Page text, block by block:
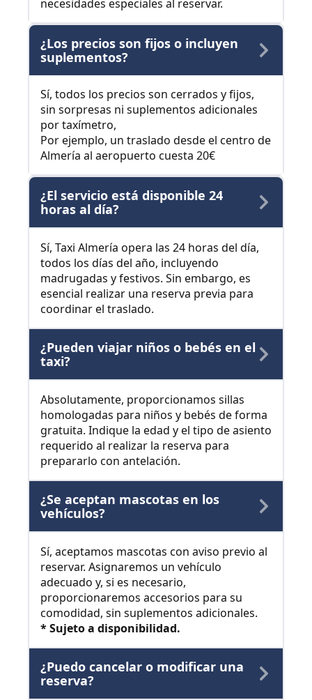
necesidades especiales al reservar.
¿Los precios son fijos o incluyen
suplementos?
Sí, todos los precios son cerrados y fijos,
sin sorpresas ni suplementos adicionales
por taxímetro,
Por ejemplo, un traslado desde el centro de
Almería al aeropuerto cuesta 20€
¿El servicio está disponible 24
horas al día?
Sí, Taxi Almería opera las 24 horas del día,
todos los días del año, incluyendo
madrugadas y festivos. Sin embargo, es
esencial realizar una reserva previa para
coordinar el traslado.
¿Pueden viajar niños o bebés en el
taxi?
Absolutamente, proporcionamos sillas
homologadas para niños y bebés de forma
gratuita. Indique la edad y el tipo de asiento
requerido al realizar la reserva para
prepararlo con antelación.
¿Se aceptan mascotas en los
vehículos?
Sí, aceptamos mascotas con aviso previo al
reservar. Asignaremos un vehículo
adecuado y, si es necesario,
proporcionaremos accesorios para su
comodidad, sin suplementos adicionales.
* Sujeto a disponibilidad.
¿Puedo cancelar o modificar una
reserva?